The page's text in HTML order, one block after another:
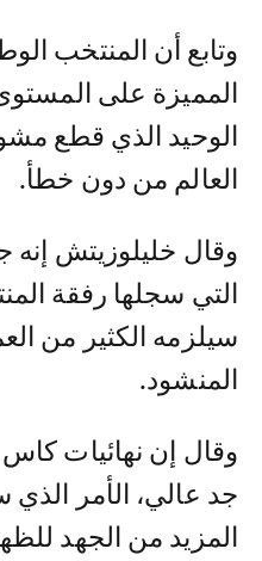
وتابع أن المنتخب
المميزة على
الوحيد الذي قطع
العالم من دون خطأ.
وقال خليلوزيتش
التي سجلها رفقة
سيلزمه الكثير من
المنشود.
وقال إن نهائيات
جد عالي، الأمر
المزيد من الجهد